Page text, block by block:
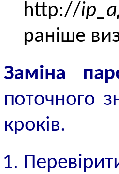
http://
раніше
Заміна
поточного
кроків.